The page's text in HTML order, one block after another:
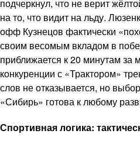
подчеркнул, что не верит
на то, что видит на льду.
офф Кузнецов фактически
своим весомым вкладом в
приближается к 20 минутам за
конкуренции с «Трактором»
слов не отказывается, но
«Сибирь» готова к любому
Спортивная логика: